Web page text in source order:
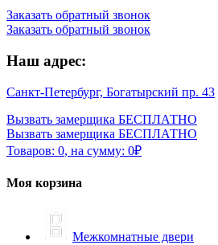
Заказать обратный звонок
Заказать обратный звонок
Наш адрес:
Санкт-Петербург, Богатырский пр. 43
Вызвать замерщика БЕСПЛАТНО
Вызвать замерщика БЕСПЛАТНО
Товаров: 0, на сумму: 0₽
Моя корзина
Межкомнатные двери